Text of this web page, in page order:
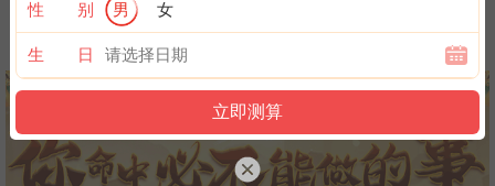
性 别 男 女
生 日
韦千里批命